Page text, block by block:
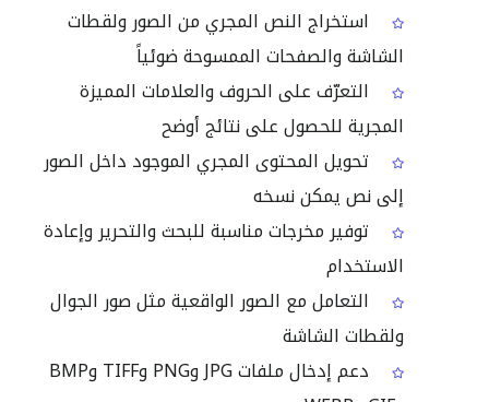
استخراج النص المجري من الصور ولقطات
الشاشة والصفحات الممسوحة ضوئياً
التعرّف على الحروف والعلامات المميزة
المجرية للحصول على نتائج أوضح
تحويل المحتوى المجري الموجود داخل الصور
إلى نص يمكن نسخه
توفير مخرجات مناسبة للبحث والتحرير وإعادة
الاستخدام
التعامل مع الصور الواقعية مثل صور الجوال
ولقطات الشاشة
دعم إدخال ملفات JPG وPNG وTIFF وBMP